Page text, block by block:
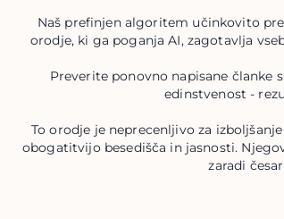
Naš prefinjen algoritem učinkovito
orodje, ki ga poganja AI, zagotavlja
Preverite ponovno napisane
edinstvenost -
To orodje je neprecenljivo za
obogatitvijo besedišča in jasnosti.
zaradi